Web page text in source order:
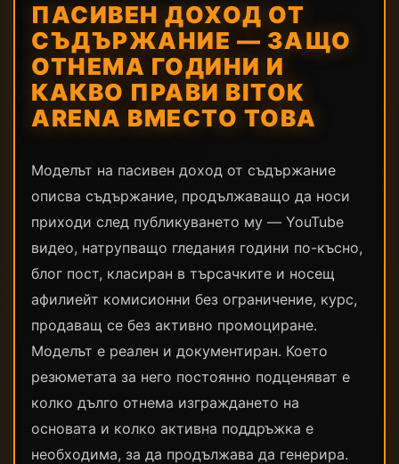
ПАСИВЕН ДОХОД ОТ
СЪДЪРЖАНИЕ — ЗАЩО
ОТНЕМА ГОДИНИ И
КАКВО ПРАВИ BITOK
ARENA ВМЕСТО ТОВА
Моделът на пасивен доход от съдържание
описва съдържание, продължаващо да носи
приходи след публикуването му — YouTube
видео, натрупващо гледания години по-късно,
блог пост, класиран в търсачките и носещ
афилиейт комисионни без ограничение, курс,
продаващ се без активно промоциране.
Моделът е реален и документиран. Което
резюметата за него постоянно подценяват е
колко дълго отнема изграждането на
основата и колко активна поддръжка е
необходима, за да продължава да генерира.